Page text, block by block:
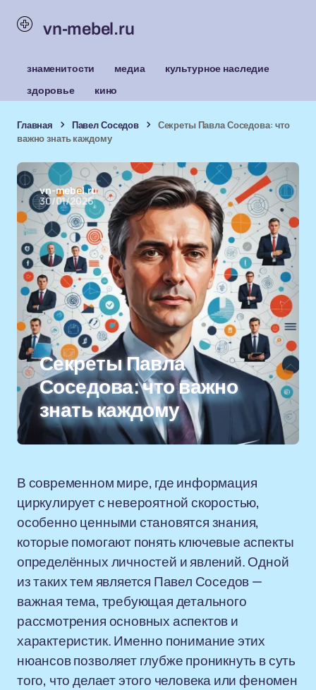
vn-mebel.ru
знаменитости медиа
культурное наследие
здоровье
кино
Главная Павел Соседов
Секреты Павла Соседова: что
важно знать каждому
vn-mebel.ru
30/01/2026
Секреты Павла
Соседова: что важно
знать каждому
В современном мире, где информация
циркулирует с невероятной скоростью,
особенно ценными становятся знания,
которые помогают понять ключевые аспекты
определённых личностей и явлений. Одной
из таких тем является Павел Соседов —
важная тема, требующая детального
рассмотрения основных аспектов и
характеристик. Именно понимание этих
нюансов позволяет глубже проникнуть в суть
того, что делает этого человека или феномен